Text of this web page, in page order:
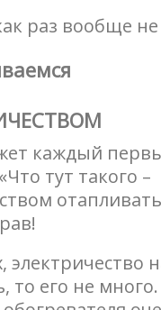
раз вообще
каждый
тут такого –
электричество
то его не